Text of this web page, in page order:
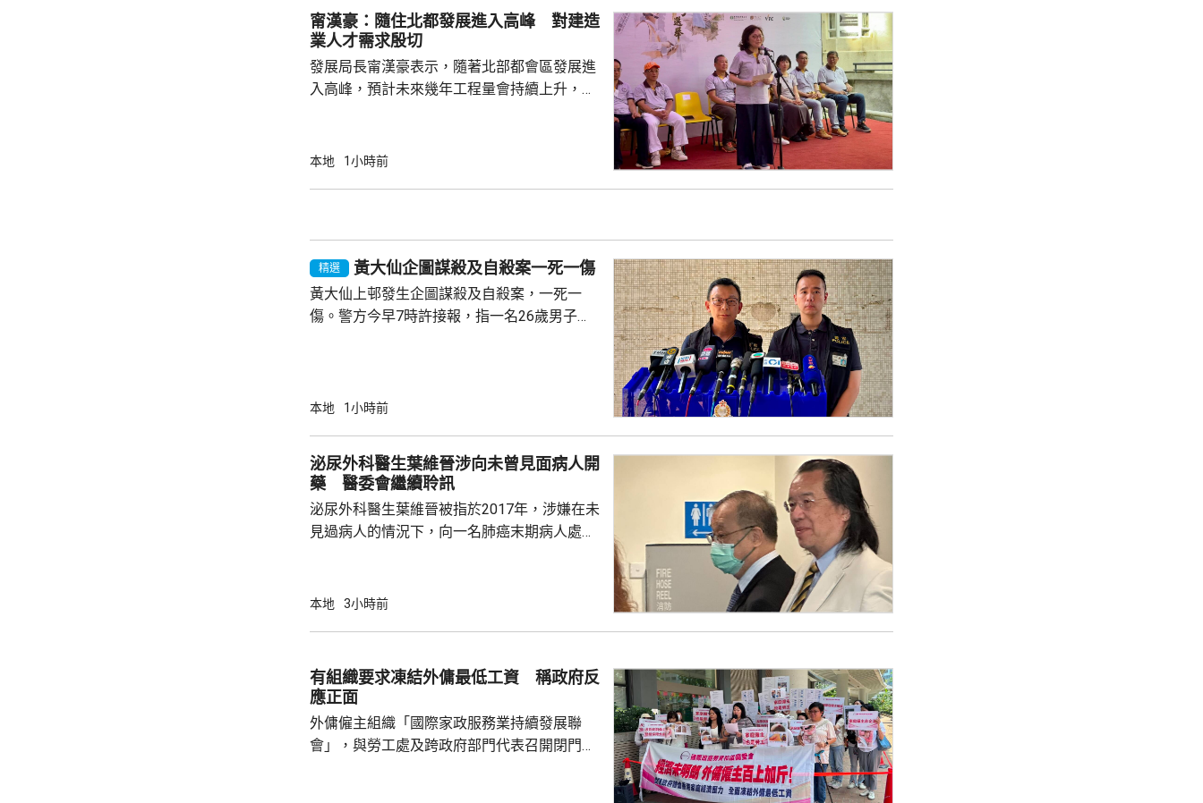
烈陽光下在戶外球場踢足球，他們指，在場上
跑一兩分鐘已經大汗淋漓、衣服濕透，甚至有
輕微中暑感覺，不過因為...
甯漢豪：隨住北都發展進入高峰 對建造
業人才需求殷切
發展局長甯漢豪表示，隨著北部都會區發展進
入高峰，預計未來幾年工程量會持續上升，建
造業議會做好培訓，期望青年要傳承紮實的工
先進技術，建造業正改革轉型，至逐步邁向人
工智能和機器人賦能的新時代，提升建造...
本地 1小時前
精選 黃大仙企圖謀殺及自殺案一死一傷
黃大仙上邨發生企圖謀殺及自殺案，一死一
傷。警方今早7時許接報，指一名26歲男子在
高處墮下，當場證實不治。 警方表示，行凶者
傷者外出時，行凶者亦在同一時間進入升降
機，隨即施襲，之後逃回單位。警方其後破門
進入，發現單位窗戶打開，地下有一...
本地 1小時前
泌尿外科醫生葉維晉涉向未曾見面病人開
藥 醫委會繼續聆訊
泌尿外科醫生葉維晉被指於2017年，涉嫌在未
見過病人的情況下，向一名肺癌末期病人處方
今日繼續傳召證人。 葉維晉作供時指，通常病
由於病人情況嚴重並臥床，不能作電話和視像
問診。葉維晉當時強調診所不是賣藥，堅持要
本地 3小時前
有組織要求凍結外傭最低工資 稱政府反
應正面
外傭僱主組織「國際家政服務業持續發展聯
會」，與勞工處及跨政府部門代表召開閉門會